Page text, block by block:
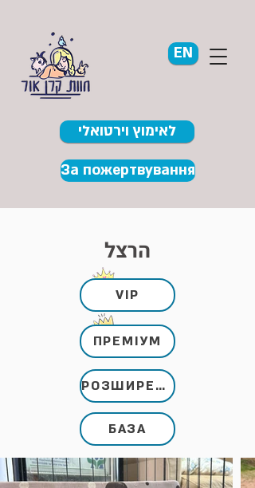
לאימוץ וירטואלי
EN
За пожертвування
הרצל
VIP
ПРЕМІУМ
РОЗШИРЕНИЙ
БАЗА